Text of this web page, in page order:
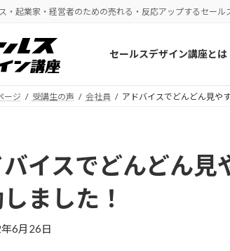
・起業家・経営者のための売れる・反応アップするセール
セールスデザイン講座とは
ージ 受講生の声 会社員 アドバイスでどんどん見や
バイスでどんどん見
ました！
6月26日